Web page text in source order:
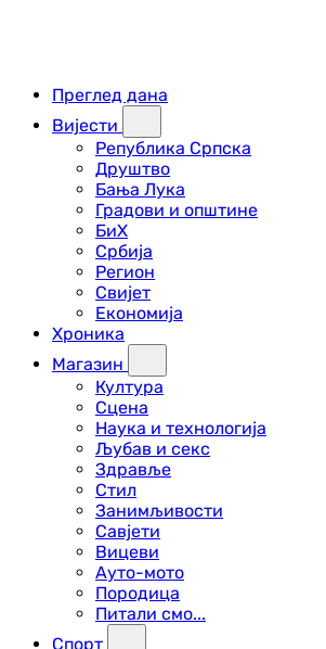
Преглед дана
Вијести
Република Српска
Друштво
Бања Лука
Градови и општине
БиХ
Србија
Регион
Свијет
Економија
Хроника
Магазин
Култура
Сцена
Наука и технологија
Љубав и секс
Здравље
Стил
Занимљивости
Савјети
Вицеви
Ауто-мото
Породица
Питали смо...
Спорт